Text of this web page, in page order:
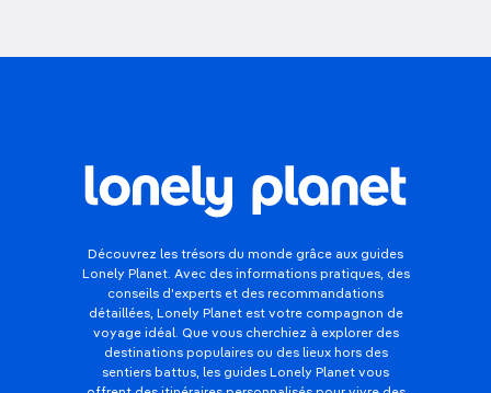
Découvrez les trésors du monde grâce aux guides
Lonely Planet. Avec des informations pratiques, des
conseils d'experts et des recommandations
détaillées, Lonely Planet est votre compagnon de
voyage idéal. Que vous cherchiez à explorer des
destinations populaires ou des lieux hors des
sentiers battus, les guides Lonely Planet vous